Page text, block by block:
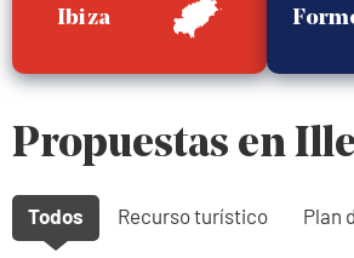
Ibiza
Propuestas en
Todos Recurso turístico Plan